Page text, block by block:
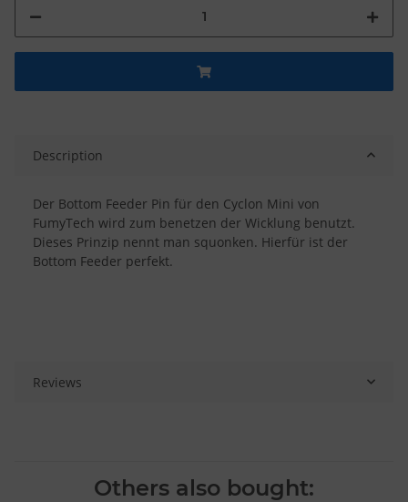
Description
Der Bottom Feeder Pin für den Cyclon Mini von
FumyTech wird zum benetzen der Wicklung benutzt.
Dieses Prinzip nennt man squonken. Hierfür ist der
Bottom Feeder perfekt.
Reviews
Others also bought: